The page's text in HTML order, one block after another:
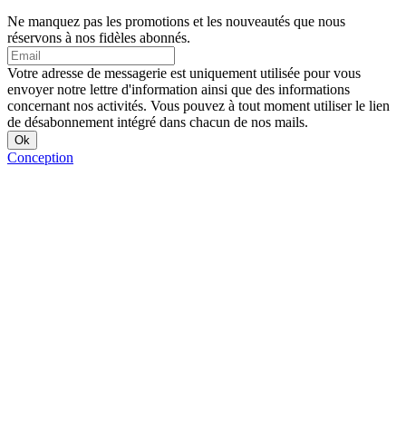
Ne manquez pas les promotions et les nouveautés que nous
réservons à nos fidèles abonnés.
Votre adresse de messagerie est uniquement utilisée pour vous
envoyer notre lettre d'information ainsi que des informations
concernant nos activités. Vous pouvez à tout moment utiliser le lien
de désabonnement intégré dans chacun de nos mails.
Conception